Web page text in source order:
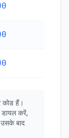
कोड हैं।
डायल करें,
बाद